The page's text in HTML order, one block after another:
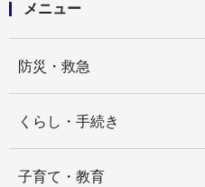
メニュー
防災・救急
くらし・手続き
子育て・教育